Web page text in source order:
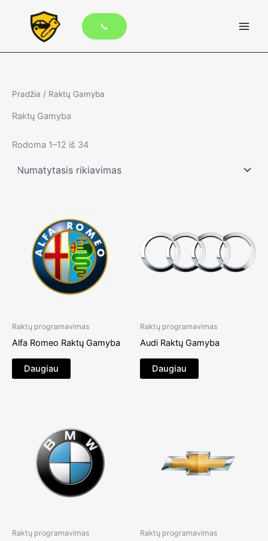
📞
Pradžia / Raktų Gamyba
Raktų Gamyba
Rodoma 1–12 iš 34
Raktų programavimas
Alfa Romeo Raktų Gamyba
Daugiau
Raktų programavimas
Audi Raktų Gamyba
Daugiau
Raktų programavimas Raktų programavimas